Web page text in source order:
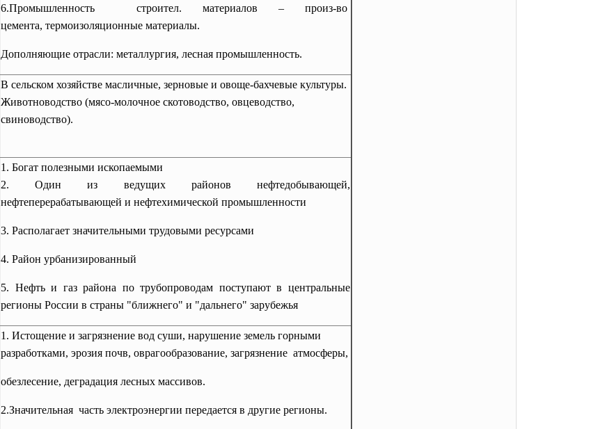
6.Промышленность строител. материалов – произ-во
цемента, термоизоляционные материалы.
Дополняющие отрасли: металлургия, лесная промышленность.
В сельском хозяйстве масличные, зерновые и овоще-бахчевые культуры.
Животноводство (мясо-молочное скотоводство, овцеводство,
свиноводство).
1. Богат полезными ископаемыми
2.
Один из ведущих районов нефтедобывающей,
нефтеперерабатывающей и нефтехимической промышленности
3. Располагает значительными трудовыми ресурсами
4. Район урбанизированный
5. Нефть и газ района по трубопроводам поступают в центральные
регионы России в страны "ближнего" и "дальнего" зарубежья
1. Истощение и загрязнение вод суши, нарушение земель горными
разработками, эрозия почв, оврагообразование, загрязнение атмосферы,
обезлесение, деградация лесных массивов.
2.Значительная часть электроэнергии передается в другие регионы.